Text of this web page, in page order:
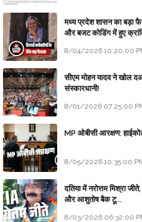
मध्य प्रदेश शासन का बड़ा
और बजट कोडिंग में हुए
8/04/2026 10:20:00
सीएम मोहन यादव ने खोल दओ
संस्कारधानी!
8/01/2026 07:25:00
MP ओबीसी आरक्षण:
8/05/2026 10:35:00
दतिया में नरोत्तम मिश्रा
और आशुतोष बैक टू...
8/03/2026 06:32:00